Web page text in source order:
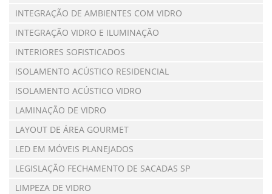
INTEGRAÇÃO DE AMBIENTES COM VIDRO
INTEGRAÇÃO VIDRO E ILUMINAÇÃO
INTERIORES SOFISTICADOS
ISOLAMENTO ACÚSTICO RESIDENCIAL
ISOLAMENTO ACÚSTICO VIDRO
LAMINAÇÃO DE VIDRO
LAYOUT DE ÁREA GOURMET
LED EM MÓVEIS PLANEJADOS
LEGISLAÇÃO FECHAMENTO DE SACADAS SP
LIMPEZA DE VIDRO